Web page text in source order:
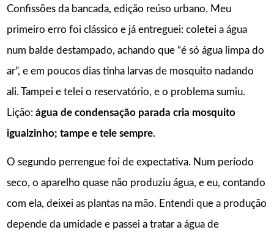
Confissões da bancada, edição reúso urbano. Meu
primeiro erro foi clássico e já entreguei: coletei a água
num balde destampado, achando que “é só água limpa do
ar”, e em poucos dias tinha larvas de mosquito nadando
ali. Tampei e telei o reservatório, e o problema sumiu.
Lição: água de condensação parada cria mosquito
igualzinho; tampe e tele sempre.
O segundo perrengue foi de expectativa. Num período
seco, o aparelho quase não produziu água, e eu, contando
com ela, deixei as plantas na mão. Entendi que a produção
depende da umidade e passei a tratar a água de